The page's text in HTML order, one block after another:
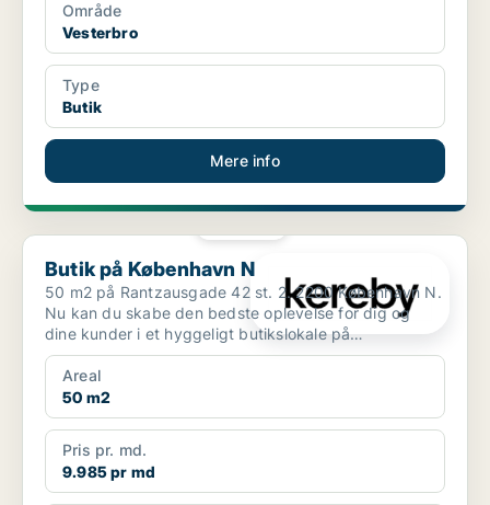
Område
Vesterbro
Type
Butik
Mere info
Butik på København N
Butik på København N
50 m2 på Rantzausgade 42 st. 2. 2200 København N.
Nu kan du skabe den bedste oplevelse for dig og
dine kunder i et hyggeligt butikslokale på
Rantzausgade ...
Areal
50 m2
Pris pr. md.
9.985 pr md